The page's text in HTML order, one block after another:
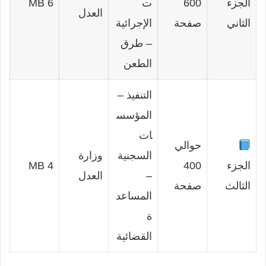
الجزء
الثاني
600
صفحة
ت
الإجرائية
– طرق
الطعن
العدل
6 MB
الجزء
الثالث
حوالي
400
صفحة
التنفيذ –
المؤسس
ات
السجنية
–
المساعد
ة
القضائية
وزارة
العدل
4 MB